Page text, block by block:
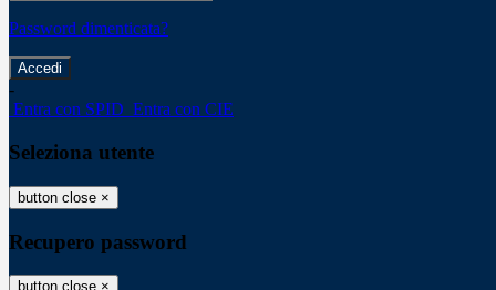
Password dimenticata?
-
Entra con SPID Entra con CIE
Seleziona utente
button close ×
Recupero password
button close ×